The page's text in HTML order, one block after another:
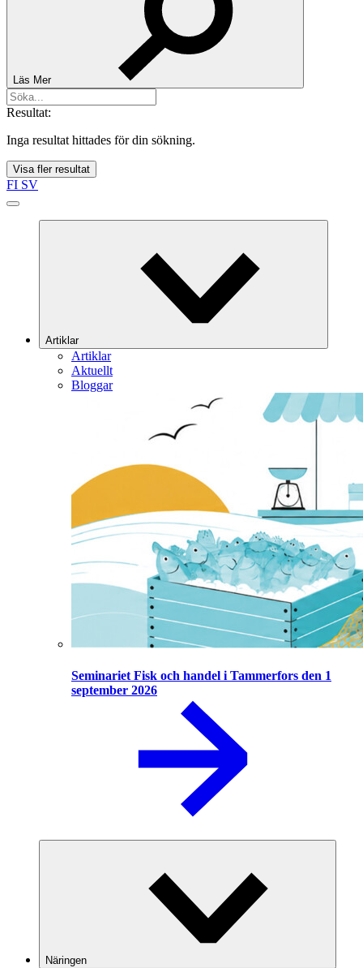
Läs Mer
Resultat:
Inga resultat hittades för din sökning.
Visa fler resultat
FI SV
Artiklar
Artiklar
Aktuellt
Bloggar
Seminariet Fisk och handel i Tammerfors den 1
september 2026
Näringen